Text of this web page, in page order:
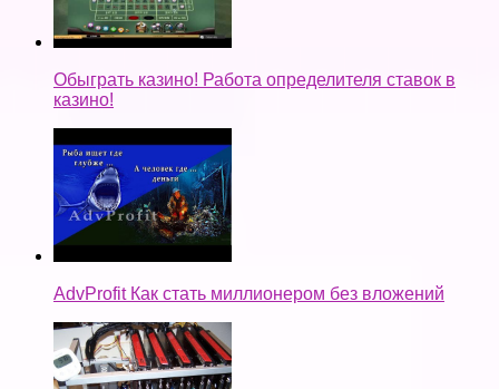
Обыграть казино! Работа определителя ставок в
казино!
AdvProfit Как стать миллионером без вложений